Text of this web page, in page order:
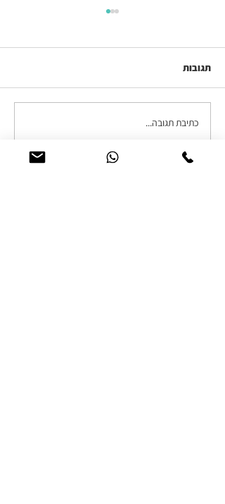
האם העיניים של ילדכם
תגובות
כתיבת תגובה...